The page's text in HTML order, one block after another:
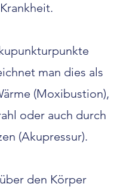
man dies als
(Moxibustion),
oder auch durch
(Akupressur).
den Körper